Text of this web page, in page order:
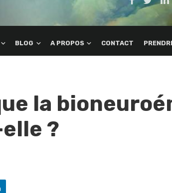
BLOG A PROPOS CONTACT
la
?